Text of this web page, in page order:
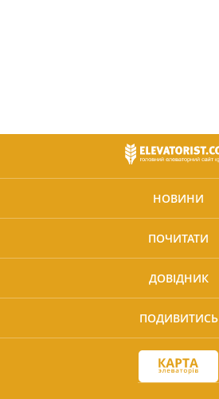
НОВИНИ
ПОЧИТАТИ
ДОВІДНИК
ПОДИВИТИСЬ